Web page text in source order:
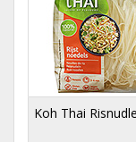
Koh Thai